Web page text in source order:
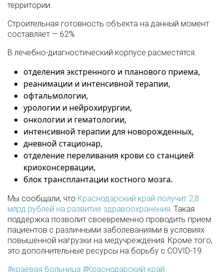
территории.
Строительная готовность объекта на данный момент
составляет — 62%
В лечебно-диагностический корпусе расместятся:
отделения экстренного и планового приема,
реанимации и интенсивной терапии,
офтальмологии,
урологии и нейрохирургии,
онкологии и гематологии,
интенсивной терапии для новорожденных,
дневной стационар,
отделение переливания крови со станцией
криоконсервации,
блок трансплантации костного мозга.
Мы сообщали, что Краснодарский край получит 2,8
млрд рублей на развитие здравоохранения. Такая
поддержка позволит своевременно проводить прием
пациентов с различными заболеваниями в условиях
повышенной нагрузки на медучреждения. Кроме того,
это дополнительные ресурсы на борьбу с COVID-19.
краевая больница
Краснодарский край